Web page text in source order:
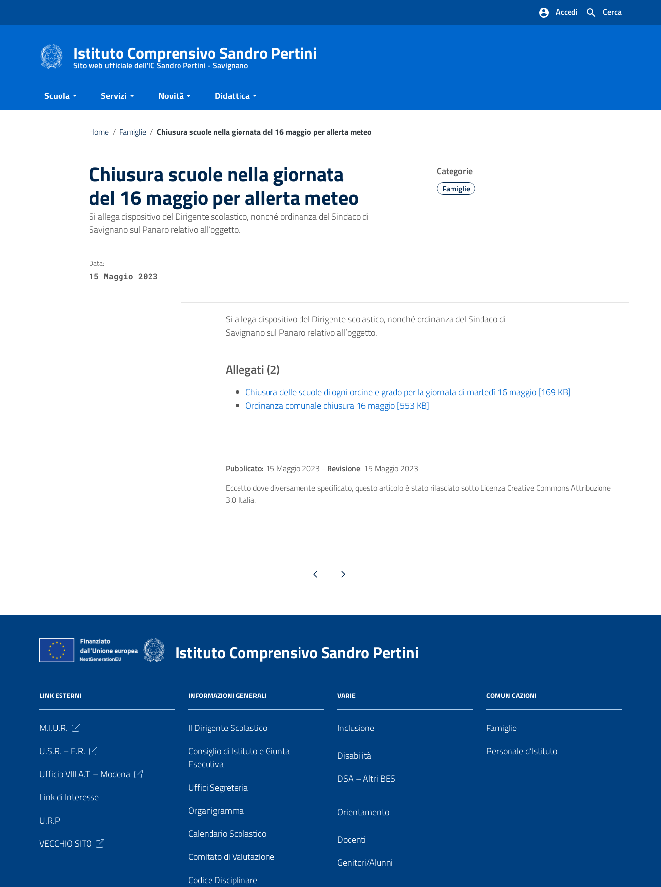
Cerca
Accedi
Istituto Comprensivo Sandro Pertini
Sito web ufficiale dell'IC Sandro Pertini - Savignano
Scuola Servizi Novità Didattica
Home / Famiglie / Chiusura scuole nella giornata del 16 maggio per allerta meteo
Chiusura scuole nella giornata
del 16 maggio per allerta meteo
Si allega dispositivo del Dirigente scolastico, nonché ordinanza del Sindaco di
Savignano sul Panaro relativo all’oggetto.
Categorie
Famiglie
Data:
15 Maggio 2023
Si allega dispositivo del Dirigente scolastico, nonché ordinanza del Sindaco di
Savignano sul Panaro relativo all’oggetto.
Allegati (2)
Chiusura delle scuole di ogni ordine e grado per la giornata di martedì 16 maggio [169 KB]
Ordinanza comunale chiusura 16 maggio [553 KB]
Pubblicato: 15 Maggio 2023 - Revisione: 15 Maggio 2023
Eccetto dove diversamente specificato, questo articolo è stato rilasciato sotto Licenza Creative Commons Attribuzione
3.0 Italia.
Pagina precedentePagina successiva
Istituto Comprensivo Sandro Pertini
LINK ESTERNI
M.I.U.R.
U.S.R. – E.R.
Ufficio VIII A.T. – Modena
Link di Interesse
U.R.P.
VECCHIO SITO
INFORMAZIONI GENERALI
Il Dirigente Scolastico
Consiglio di Istituto e Giunta
Esecutiva
Uffici Segreteria
Organigramma
Calendario Scolastico
Comitato di Valutazione
Codice Disciplinare
VARIE
Inclusione
Disabilità
DSA – Altri BES
Orientamento
Docenti
Genitori/Alunni
COMUNICAZIONI
Famiglie
Personale d’Istituto